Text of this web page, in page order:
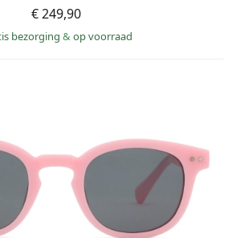
€ 249,90
bezorging & op voorraad